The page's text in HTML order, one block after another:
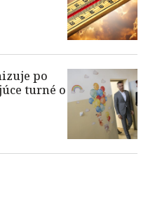
po
turné o